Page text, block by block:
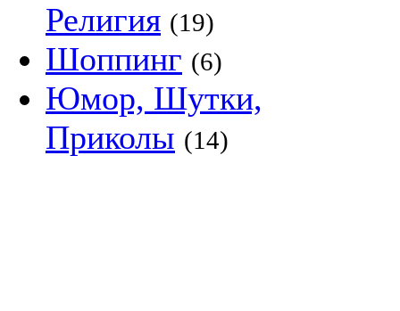
Религия (19)
Шоппинг (6)
Юмор, Шутки,
Приколы (14)